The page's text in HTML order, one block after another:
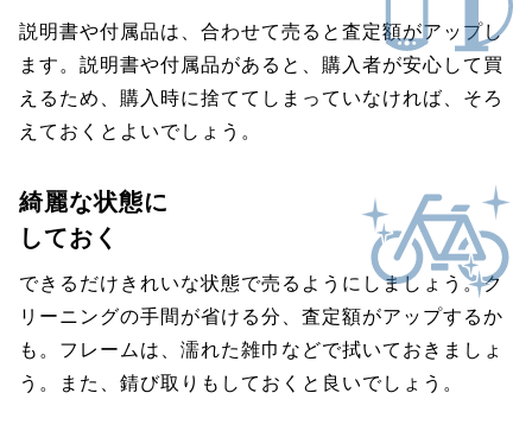
説明書や付属品は、合わせて売ると査定額がアップし
ます。説明書や付属品があると、購入者が安心して買
えるため、購入時に捨ててしまっていなければ、そろ
えておくとよいでしょう。
綺麗な状態に
しておく
できるだけきれいな状態で売るようにしましょう。ク
リーニングの手間が省ける分、査定額がアップするか
も。フレームは、濡れた雑巾などで拭いておきましょ
う。また、錆び取りもしておくと良いでしょう。